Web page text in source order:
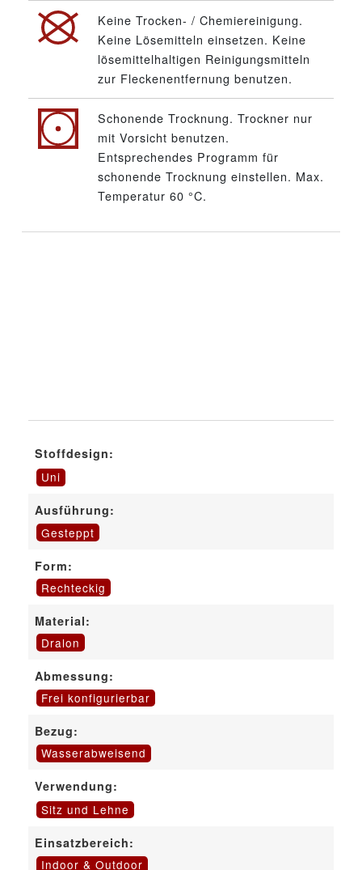
Keine Trocken- / Chemiereinigung.
Keine Lösemitteln einsetzen. Keine
lösemittelhaltigen Reinigungsmitteln
zur Fleckenentfernung benutzen.
Schonende Trocknung. Trockner nur
mit Vorsicht benutzen.
Entsprechendes Programm für
schonende Trocknung einstellen. Max.
Temperatur 60 °C.
Stoffdesign:
Uni
Ausführung:
Gesteppt
Form:
Rechteckig
Material:
Dralon
Abmessung:
Frei konfigurierbar
Bezug:
Wasserabweisend
Verwendung:
Sitz und Lehne
Einsatzbereich:
Indoor & Outdoor